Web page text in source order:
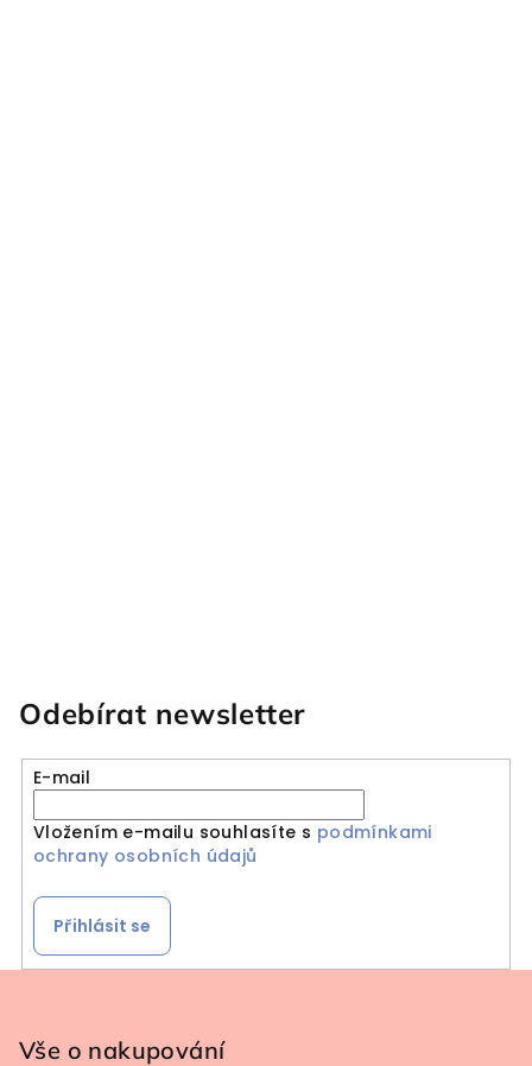
Odebírat newsletter
E-mail
Vložením e-mailu souhlasíte s podmínkami
ochrany osobních údajů
Přihlásit se
Vše o nakupování